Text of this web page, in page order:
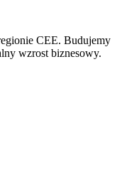
CEE. Budujemy
wzrost biznesowy.